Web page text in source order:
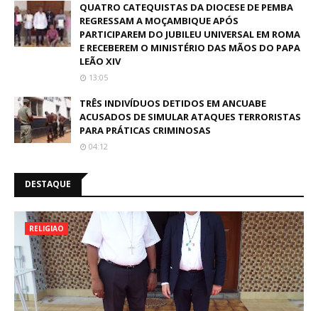
QUATRO CATEQUISTAS DA DIOCESE DE PEMBA
REGRESSAM A MOÇAMBIQUE APÓS
PARTICIPAREM DO JUBILEU UNIVERSAL EM ROMA
E RECEBEREM O MINISTÉRIO DAS MÃOS DO PAPA
LEÃO XIV
13:05
TRÊS INDIVÍDUOS DETIDOS EM ANCUABE
ACUSADOS DE SIMULAR ATAQUES TERRORISTAS
PARA PRÁTICAS CRIMINOSAS
04:12
DESTAQUE
RELIGIAO